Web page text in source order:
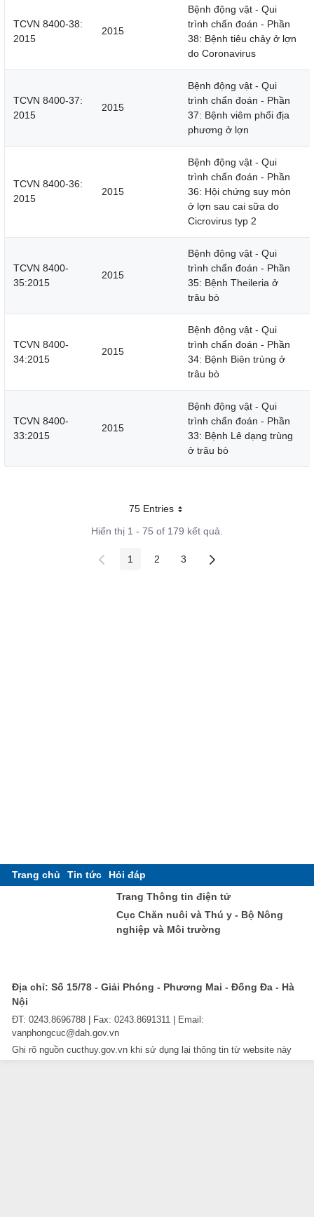
TCVN 8400-38:
2015
2015
Bệnh động vật - Qui
trình chẩn đoán - Phần
38: Bệnh tiêu chảy ở lợn
do Coronavirus
TCVN 8400-37:
2015
2015
Bệnh động vật - Qui
trình chẩn đoán - Phần
37: Bệnh viêm phổi địa
phương ở lợn
TCVN 8400-36:
2015
2015
Bệnh động vật - Qui
trình chẩn đoán - Phần
36: Hội chứng suy mòn
ở lợn sau cai sữa do
Cicrovirus typ 2
TCVN 8400-
35:2015
2015
Bệnh động vật - Qui
trình chẩn đoán - Phần
35: Bệnh Theileria ở
trâu bò
TCVN 8400-
34:2015
2015
Bệnh động vật - Qui
trình chẩn đoán - Phần
34: Bệnh Biên trùng ở
trâu bò
TCVN 8400-
33:2015
2015
Bệnh động vật - Qui
trình chẩn đoán - Phần
33: Bệnh Lê dạng trùng
ở trâu bò
75 EntriesMỗi trang
Hiển thị 1 - 75 of 179 kết quả.
Các trang trên cổng
1 Các trang trên cổng
2 Các trang trên cổng
3
Trang chủ Tin tức
Hỏi đáp
Trang Thông tin điện tử
Cục Chăn nuôi và Thú y - Bộ Nông
nghiệp và Môi trường
Địa chỉ: Số 15/78 - Giải Phóng - Phương Mai - Đống Đa - Hà
Nội
ĐT: 0243.8696788 | Fax: 0243.8691311 | Email:
vanphongcuc@dah.gov.vn
Ghi rõ nguồn cucthuy.gov.vn khi sử dụng lại thông tin từ website này